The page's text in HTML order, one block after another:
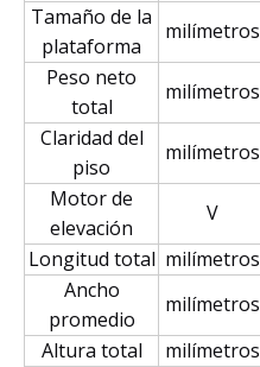
Tamaño de la
plataforma
milímetros
Peso neto
total
milímetros
Claridad del
piso
milímetros
Motor de
elevación
V
Longitud total milímetros
Ancho
promedio
milímetros
Altura total
milímetros